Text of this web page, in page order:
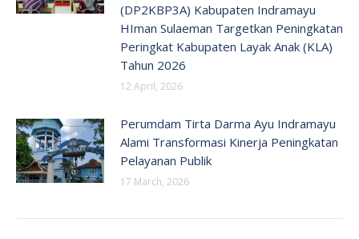
(DP2KBP3A) Kabupaten Indramayu
HIman Sulaeman Targetkan Peningkatan
Peringkat Kabupaten Layak Anak (KLA)
Tahun 2026
12 April, 2026
Perumdam Tirta Darma Ayu Indramayu
Alami Transformasi Kinerja Peningkatan
Pelayanan Publik
17 March, 2026